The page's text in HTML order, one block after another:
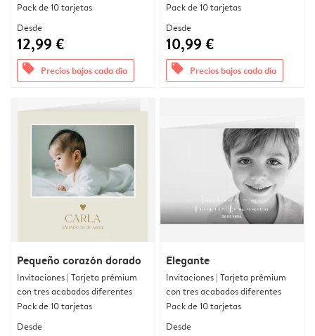
Pack de 10 tarjetas
Desde
12,99 €
offers Precios bajos cada día
Pack de 10 tarjetas
Desde
10,99 €
offers Precios bajos cada día
Pequeño corazón dorado
Invitaciones | Tarjeta prémium
con tres acabados diferentes
Pack de 10 tarjetas
Desde
Elegante
Invitaciones | Tarjeta prémium
con tres acabados diferentes
Pack de 10 tarjetas
Desde